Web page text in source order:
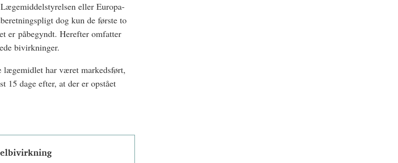
eller Europa-
dog kun de første to
er påbegyndt. Herefter omfatter
bivirkninger.
har været markedsført,
15 dage efter, at der er opstået